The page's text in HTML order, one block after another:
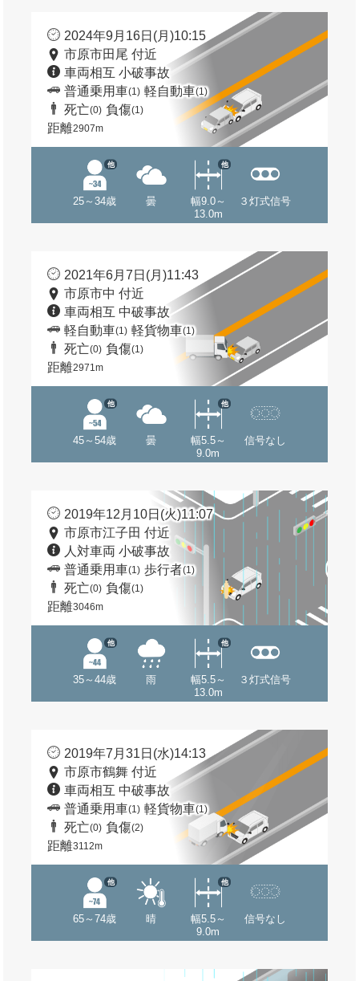
2024年9月16日(月)10:15
市原市田尾 付近
車両相互 小破事故
普通乗用車(1) 軽自動車(1)
死亡(0) 負傷(1)
距離2907m
25～34歳
他
曇
幅9.0～
13.0m
他
３灯式信号
2021年6月7日(月)11:43
市原市中 付近
車両相互 中破事故
軽自動車(1) 軽貨物車(1)
死亡(0) 負傷(1)
距離2971m
45～54歳
他
曇
幅5.5～
9.0m
他
信号なし
2019年12月10日(火)11:07
市原市江子田 付近
人対車両 小破事故
普通乗用車(1) 歩行者(1)
死亡(0) 負傷(1)
距離3046m
35～44歳
他
雨
幅5.5～
13.0m
他
３灯式信号
2019年7月31日(水)14:13
市原市鶴舞 付近
車両相互 中破事故
普通乗用車(1) 軽貨物車(1)
死亡(0) 負傷(2)
距離3112m
65～74歳
他
晴
幅5.5～
9.0m
他
信号なし